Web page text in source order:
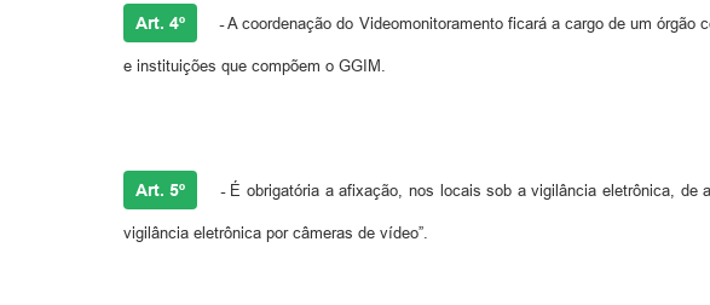
Art. 4º -A coordenação do Videomonitoramento ficará a cargo de um órgão
e instituições que compõem o GGIM.
Art. 5º -É obrigatória a afixação, nos locais sob a vigilância eletrônica, de
vigilância eletrônica por câmeras de vídeo”.